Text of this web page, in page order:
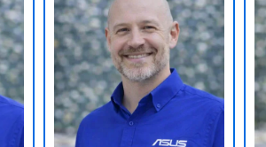
от 50 мин
от 50 мин
от 100 мин